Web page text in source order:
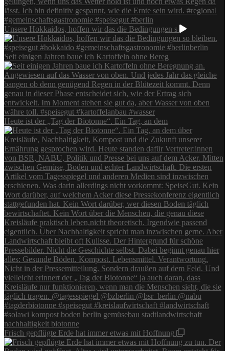
Unsere Hokkaidos, hoffen wir das die Bedingungen s
Seit einigen Jahren baue ich Kartoffeln ohne Bereg
Heute ist der „Tag der Biotonne“. Ein Tag, an dem
Frisch gepflügte Erde hat immer etwas mit Hoffnung